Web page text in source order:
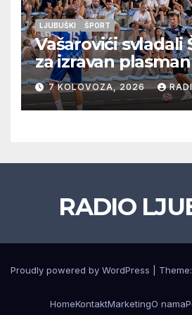
LJUBUŠKI ŠPORT
Vašarovići svladali
za izravan
četvrtfinale, Grab
prolazak dalje,
večeras počinje
7 KOLOVOZA, 2026
RADIO
Proudly powered by WordPress
HomeKontaktMarketingO nama